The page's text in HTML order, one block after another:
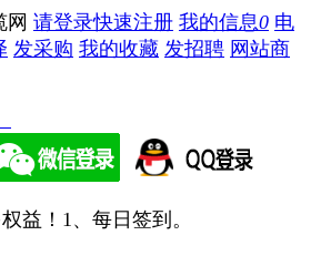
网 请登录快速注册 我的信息0 电
发采购 我的收藏 发招聘 网站商
益！ 1、每日签到。